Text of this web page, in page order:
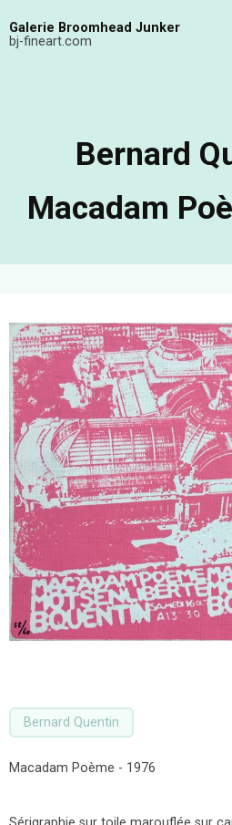
auGalerie Broomhead Junker
bj-fineart.com
Bernard
Macadam
Bernard Quentin
Macadam Poème - 1976